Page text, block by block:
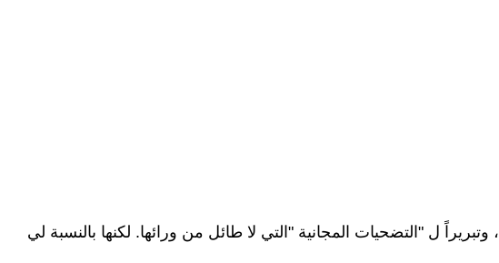
ل "التضحيات المجانية "التي لا طائل من ورائها. لكنها بالنسبة لي